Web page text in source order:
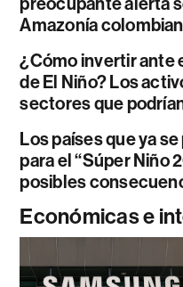
Amazonía
¿Cómo invertir ante
de El Niño? Los
sectores que
Los países que ya
para el “Súper Niño
posibles
Económicas e